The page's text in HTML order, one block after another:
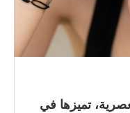
تميزها في